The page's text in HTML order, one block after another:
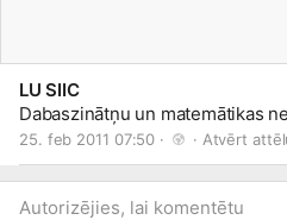
LU SIIC
Dabaszinātņu un matemātikas
25. feb 2011 07:50 · · Atvērt
Autorizējies, lai komentētu